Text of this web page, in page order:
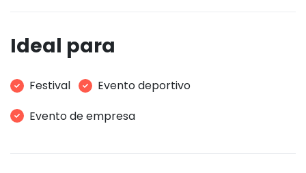
Ideal para
Festival
Evento deportivo
Evento de empresa